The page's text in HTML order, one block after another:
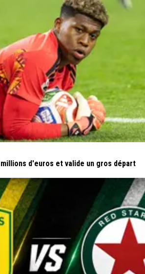
millions d'euros et valide un gros départ